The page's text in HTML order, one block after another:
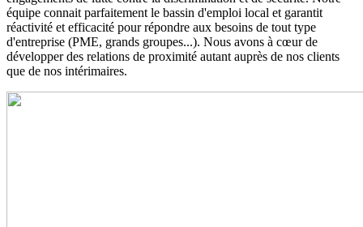
équipe connait parfaitement le bassin d'emploi local et garantit
réactivité et efficacité pour répondre aux besoins de tout type
d'entreprise (PME, grands groupes...). Nous avons à cœur de
développer des relations de proximité autant auprès de nos clients
que de nos intérimaires.